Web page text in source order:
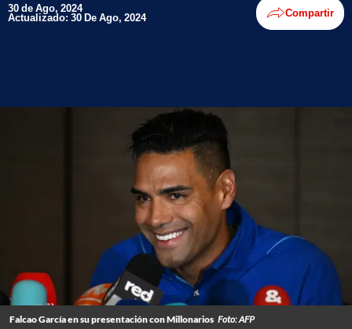
30 de Ago, 2024
Actualizado: 30 De Ago, 2024 Compartir
Falcao García en su presentación con Millonarios Foto: AFP